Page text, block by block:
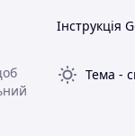
Інструкція
Тема -